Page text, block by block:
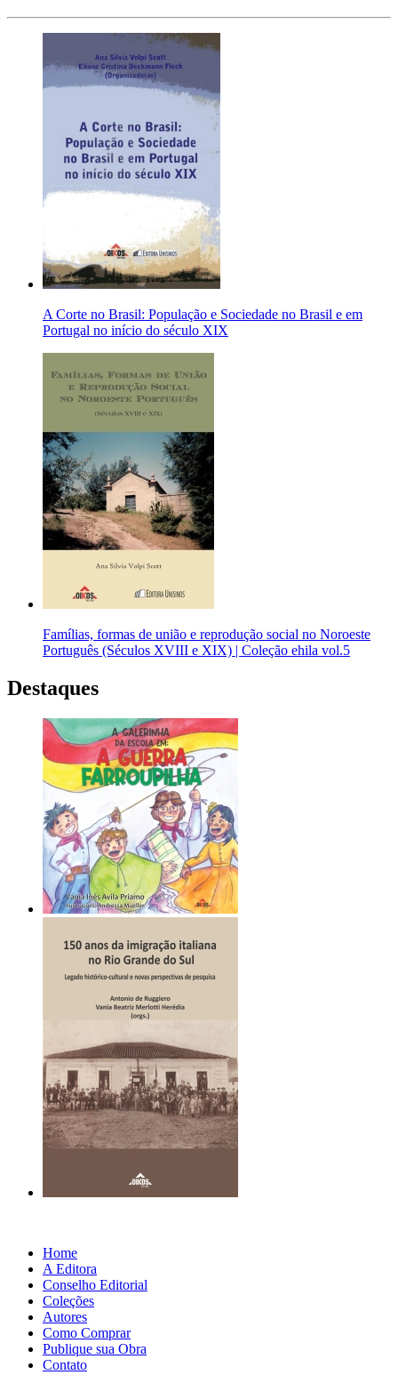
A Corte no Brasil: População e Sociedade no Brasil e em
Portugal no início do século XIX
Famílias, formas de união e reprodução social no Noroeste
Português (Séculos XVIII e XIX) | Coleção ehila vol.5
Destaques
Home
A Editora
Conselho Editorial
Coleções
Autores
Como Comprar
Publique sua Obra
Contato